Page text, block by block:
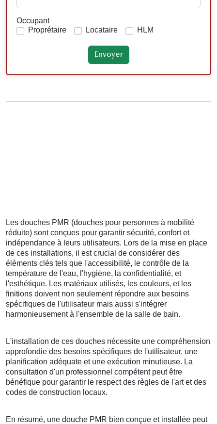
Occupant
Proprétaire
Locataire HLM
Les douches PMR (douches pour personnes à mobilité
réduite) sont conçues pour garantir sécurité, confort et
indépendance à leurs utilisateurs. Lors de la mise en place
de ces installations, il est crucial de considérer des
éléments clés tels que l'accessibilité, le contrôle de la
température de l'eau, l'hygiène, la confidentialité, et
l'esthétique. Les matériaux utilisés, les couleurs, et les
finitions doivent non seulement répondre aux besoins
spécifiques de l'utilisateur mais aussi s'intégrer
harmonieusement à l'ensemble de la salle de bain.
L'installation de ces douches nécessite une compréhension
approfondie des besoins spécifiques de l'utilisateur, une
planification adéquate et une exécution minutieuse. La
consultation d'un professionnel compétent peut être
bénéfique pour garantir le respect des règles de l'art et des
codes de construction locaux.
En résumé, une douche PMR bien conçue et installée peut